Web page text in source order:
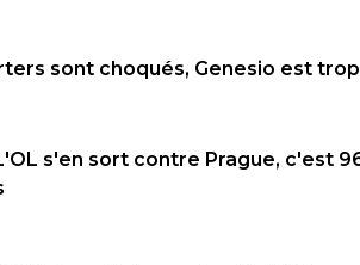
sont choqués, Genesio est
s'en sort contre Prague, c'est